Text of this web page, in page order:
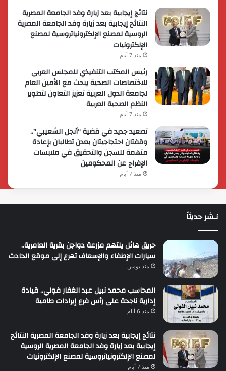
نتائج إيجابية بعد زيارة وفد الجامعة المصرية
النتائج إيجابية بعد زيارة وفد الجامعة المصرية
الروسية لمصنع الإلكترونياتروسية لمصنع
الإلكترونيات
منذ 7 أيام
رئيس المكتب التنفيذي للمجلس العربي
للاختصاصات الصحية يبحث مع الأمين العام
لجامعة الدول العربية تعزيز التعاون لتطوير
النظم الصحية العربية
منذ 7 أيام
تصعيد جديد في قضية “أنجل الشعيبي”..
وقفتان احتجاجيتان بعدن تطالبان بإعادة
متهمة للسجن والتحقيق في ملابسات
الإفراج عن المحكومين
منذ 7 أيام
نـشر حديثاً
حريق هائل يلتهم مزرعة دواجن بقرية العامرية..
سيارات الإطفاء والإسعاف تهرع إلى موقع الحادث
منذ يومين
المحاسب محمد نبيل عبد الغفار فولي.. قيادة
إدارية ناجحة على رأس فرع إيرادات طامية
منذ 6 أيام
نتائج إيجابية بعد زيارة وفد الجامعة المصرية النتائج
إيجابية بعد زيارة وفد الجامعة المصرية الروسية
لمصنع الإلكترونياتروسية لمصنع الإلكترونيات
منذ 7 أيام